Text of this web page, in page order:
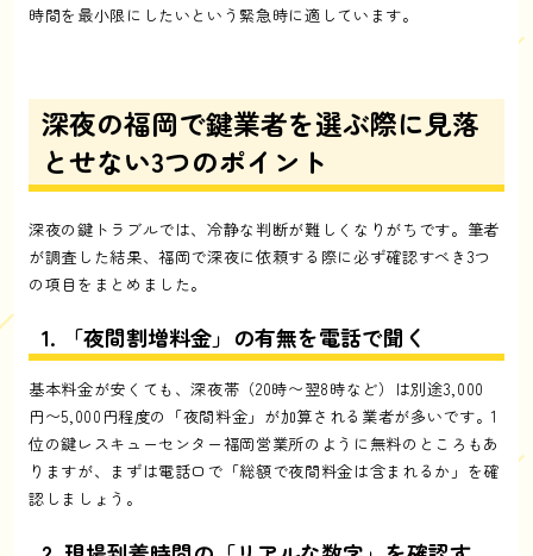
時間を最小限にしたいという緊急時に適しています。
深夜の福岡で鍵業者を選ぶ際に見落
とせない3つのポイント
深夜の鍵トラブルでは、冷静な判断が難しくなりがちです。筆者
が調査した結果、福岡で深夜に依頼する際に必ず確認すべき3つ
の項目をまとめました。
1. 「夜間割増料金」の有無を電話で聞く
基本料金が安くても、深夜帯（20時〜翌8時など）は別途3,000
円〜5,000円程度の「夜間料金」が加算される業者が多いです。1
位の鍵レスキューセンター福岡営業所のように無料のところもあ
りますが、まずは電話口で「総額で夜間料金は含まれるか」を確
認しましょう。